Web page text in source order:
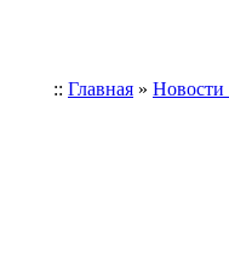
:: Главная »